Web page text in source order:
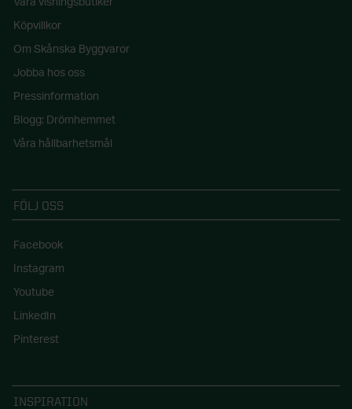
Våra visningsbutiker
Köpvillkor
Om Skånska Byggvaror
Jobba hos oss
Pressinformation
Blogg: Drömhemmet
Våra hållbarhetsmål
FÖLJ OSS
Facebook
Instagram
Youtube
LinkedIn
Pinterest
INSPIRATION